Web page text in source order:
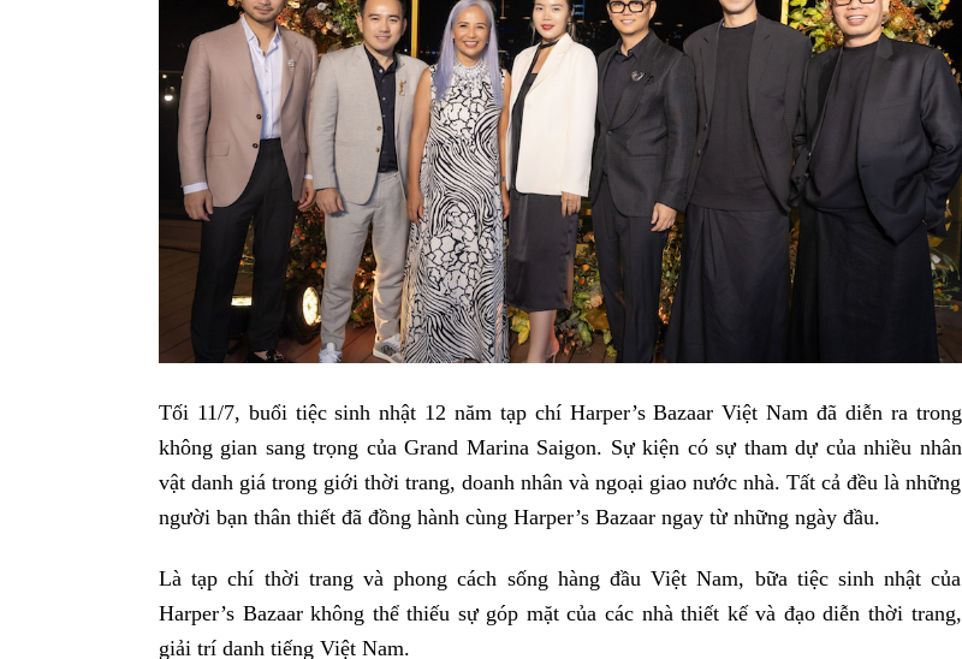
Tối 11/7, buổi tiệc sinh nhật 12 năm tạp chí Harper’s Bazaar Việt Nam đã diễn ra trong
không gian sang trọng của Grand Marina Saigon. Sự kiện có sự tham dự của nhiều nhân
vật danh giá trong giới thời trang, doanh nhân và ngoại giao nước nhà. Tất cả đều là những
người bạn thân thiết đã đồng hành cùng Harper’s Bazaar ngay từ những ngày đầu.
Là tạp chí thời trang và phong cách sống hàng đầu Việt Nam, bữa tiệc sinh nhật của
Harper’s Bazaar không thể thiếu sự góp mặt của các nhà thiết kế và đạo diễn thời trang,
giải trí danh tiếng Việt Nam.